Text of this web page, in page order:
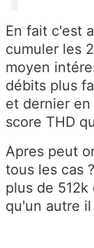
En fait c'est
cumuler les
moyen
débits plus
et dernier
score THD
Apres peut
tous les cas
plus de
qu'un autre